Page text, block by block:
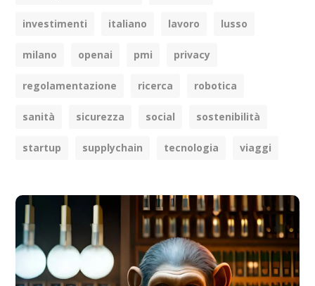
investimenti italiano lavoro lusso
milano openai pmi privacy
regolamentazione ricerca robotica
sanità sicurezza social sostenibilità
startup supplychain tecnologia viaggi